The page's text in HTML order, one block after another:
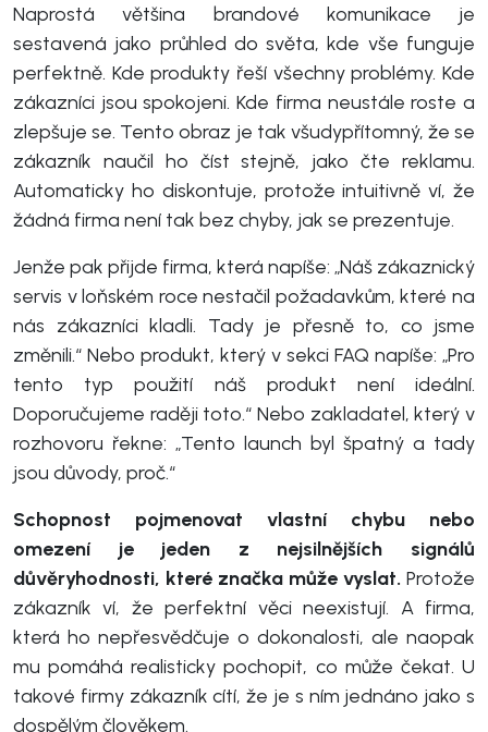
Naprostá většina brandové komunikace je
sestavená jako průhled do světa, kde vše funguje
perfektně. Kde produkty řeší všechny problémy. Kde
zákazníci jsou spokojeni. Kde firma neustále roste a
zlepšuje se. Tento obraz je tak všudypřítomný, že se
zákazník naučil ho číst stejně, jako čte reklamu.
Automaticky ho diskontuje, protože intuitivně ví, že
žádná firma není tak bez chyby, jak se prezentuje.
Jenže pak přijde firma, která napíše: „Náš zákaznický
servis v loňském roce nestačil požadavkům, které na
nás zákazníci kladli. Tady je přesně to, co jsme
změnili.“ Nebo produkt, který v sekci FAQ napíše: „Pro
tento typ použití náš produkt není ideální.
Doporučujeme raději toto.“ Nebo zakladatel, který v
rozhovoru řekne: „Tento launch byl špatný a tady
jsou důvody, proč.“
Schopnost pojmenovat vlastní chybu nebo
omezení je jeden z nejsilnějších signálů
důvěryhodnosti, které značka může vyslat. Protože
zákazník ví, že perfektní věci neexistují. A firma,
která ho nepřesvědčuje o dokonalosti, ale naopak
mu pomáhá realisticky pochopit, co může čekat. U
takové firmy zákazník cítí, že je s ním jednáno jako s
dospělým člověkem.